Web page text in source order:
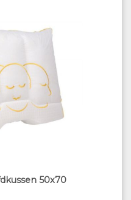
50x70